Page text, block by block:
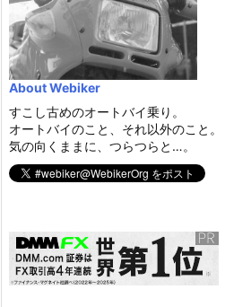
About Webiker
すこし古めのオートバイ乗り。
オートバイのこと、それ以外のこと。
気の向くままに、つらつらと…。